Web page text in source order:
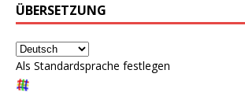
ÜBERSETZUNG
Als Standardsprache festlegen